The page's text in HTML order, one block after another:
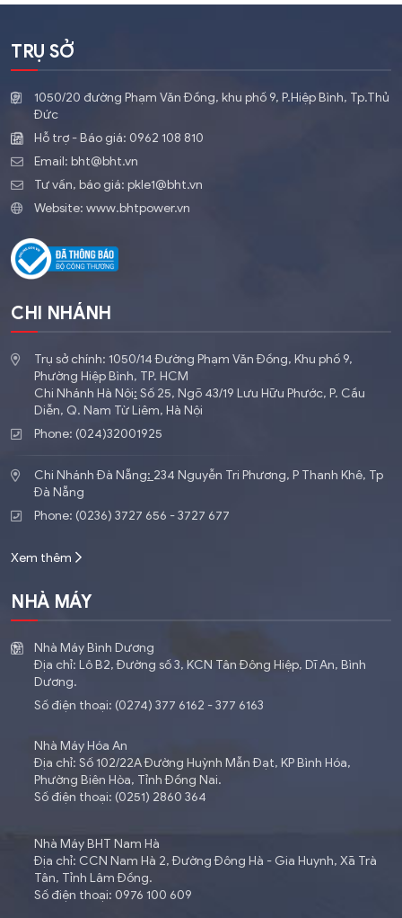
TRỤ SỞ
1050/20 đường Phạm Văn Đồng, khu phố 9, P.Hiệp Bình, Tp.Thủ
Đức
Hỗ trợ - Báo giá: 0962 108 810
Email: bht@bht.vn
Tư vấn, báo giá: pkle1@bht.vn
Website: www.bhtpower.vn
CHI NHÁNH
Trụ sở chính: 1050/14 Đường Phạm Văn Đồng, Khu phố 9,
Phường Hiệp Bình, TP. HCM
Chi Nhánh Hà Nội: ​Số 25, Ngõ 43/19 Lưu Hữu Phước, P. Cầu
Diễn, Q. Nam Từ Liêm, Hà Nội
Phone: (024)32001925
Chi Nhánh Đà Nẵng: 234 Nguyễn Tri Phương, P Thanh Khê, Tp
Đà Nẵng
Phone: (0236) 3727 656 - 3727 677
Xem thêm
NHÀ MÁY
Nhà Máy Bình Dương
Địa chỉ: Lô B2, Đường số 3, KCN Tân Đông Hiệp, Dĩ An, Bình
Dương.
Số điện thoại: (0274) 377 6162 - 377 6163
Nhà Máy Hóa An
Địa chỉ: Số 102/22A Đường Huỳnh Mẫn Đạt, KP Bình Hóa,
Phường Biên Hòa, Tỉnh Đồng Nai.
Số điện thoại: (0251) 2860 364
Nhà Máy BHT Nam Hà
Địa chỉ: CCN Nam Hà 2, Đường Đông Hà - Gia Huynh, Xã Trà
Tân, Tỉnh Lâm Đồng.
Số điện thoại: 0976 100 609